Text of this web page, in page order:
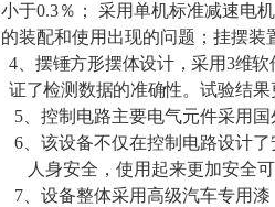
小于0.3％ ； 采用单机标准减速电
的装配和使用出现的问题；挂摆装
4、 摆锤方形摆体设计，采用3维软
证了检测数据的准确性。 试验结果
5、控制电路主要电气元件采用
6、该设备不仅在控制电路设计
人身安全，使用起来更加安全
7 、设备整体采用高级汽车专用